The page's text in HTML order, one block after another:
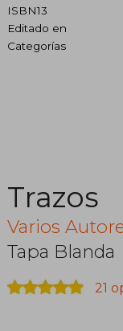
ISBN13
Editado en
Categorías
Trazos
Varios
Tapa Blanda
21